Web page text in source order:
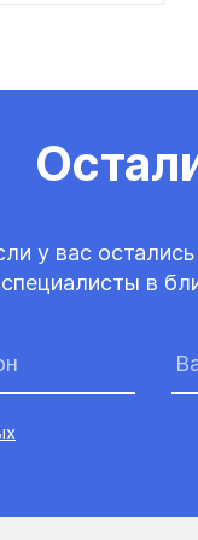
у вас
специалисты в